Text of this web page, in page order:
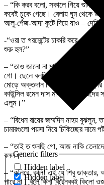
Generic filters
Hidden label
Hidden label
– “কি করব বলো, সকালে গিয়ে শুনি
কবেই চুকে গেছে। বেলায় ঘুম থেকে
আলু-পেঁজ-আদা কুটে দিয়ে যাও – দেরি
-“ওরা ত গরমেন্টের চাকরি করে রে।
শুরু হল?”
– “তাও জানো না মাসিমা? আজ যে
গো। ছেলে বলছিল, আজ নাকি আবার
মোড়ে অক্তদান শিবির হচ্ছে। ও পাড়ার
কাউন্সিল রমেন দাস মাইকে
এলুম।”
– “বিধেন রায়ের জম্মদিন নাহয় বুঝলুম,
চামারগুলো পয়সা নিয়ে চিকিচ্ছের
– “তাই ত শুনছি গো, আজ নাকি
বলল।”
– “কলিরে, কলি! এই যে শিবু ডাক্তার,
পারে না। বলে কিনা বিরেনব্বই কিলো